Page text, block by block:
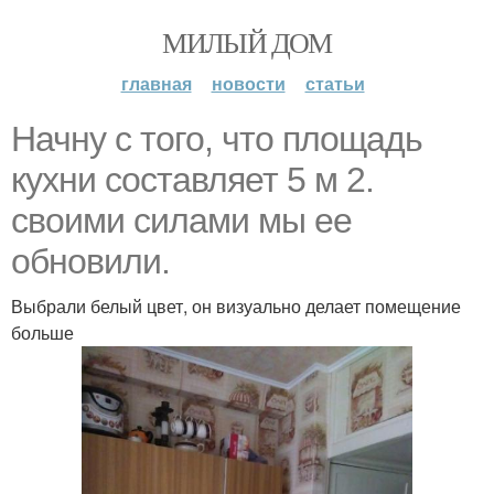
МИЛЫЙ ДОМ
главная новости статьи
Начну с того, что площадь
кухни составляет 5 м 2.
своими силами мы ее
обновили.
Выбрали белый цвет, он визуально делает помещение
больше